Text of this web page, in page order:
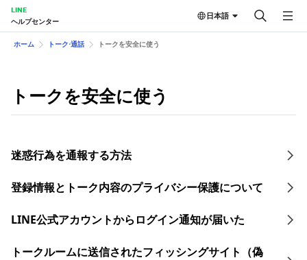
LINE
ヘルプセンター
日本語
ホーム トーク⋅通話 トークを安全に使う
トークを安全に使う
迷惑行為を通報する方法
登録情報とトーク内容のプライバシー保護について
LINE公式アカウントからログイン通知が届いた
トークルームに送信されたフィッシングサイト（偽